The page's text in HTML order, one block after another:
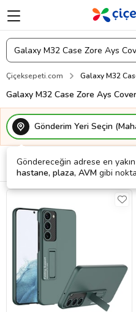
Çiçeksepeti.com Galaxy M32
Galaxy M32 Case Zore Ays Cover
Gönderim Yeri Seçin
Göndereceğin adrese en yakın
hastane, plaza, AVM gibi
Filtrele Sırala